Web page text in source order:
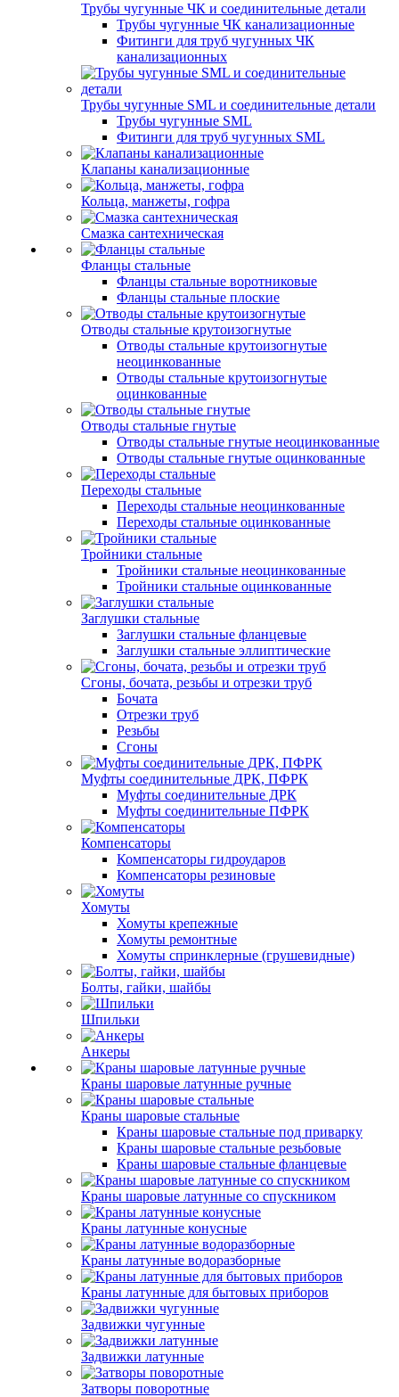
Трубы чугунные ЧК и соединительные детали
Трубы чугунные ЧК канализационные
Фитинги для труб чугунных ЧК
канализационных
Трубы чугунные SML и соединительные детали
Трубы чугунные SML
Фитинги для труб чугунных SML
Клапаны канализационные
Кольца, манжеты, гофра
Смазка сантехническая
Фланцы стальные
Фланцы стальные воротниковые
Фланцы стальные плоские
Отводы стальные крутоизогнутые
Отводы стальные крутоизогнутые
неоцинкованные
Отводы стальные крутоизогнутые
оцинкованные
Отводы стальные гнутые
Отводы стальные гнутые неоцинкованные
Отводы стальные гнутые оцинкованные
Переходы стальные
Переходы стальные неоцинкованные
Переходы стальные оцинкованные
Тройники стальные
Тройники стальные неоцинкованные
Тройники стальные оцинкованные
Заглушки стальные
Заглушки стальные фланцевые
Заглушки стальные эллиптические
Сгоны, бочата, резьбы и отрезки труб
Бочата
Отрезки труб
Резьбы
Сгоны
Муфты соединительные ДРК, ПФРК
Муфты соединительные ДРК
Муфты соединительные ПФРК
Компенсаторы
Компенсаторы гидроударов
Компенсаторы резиновые
Хомуты
Хомуты крепежные
Хомуты ремонтные
Хомуты спринклерные (грушевидные)
Болты, гайки, шайбы
Шпильки
Анкеры
Краны шаровые латунные ручные
Краны шаровые стальные
Краны шаровые стальные под приварку
Краны шаровые стальные резьбовые
Краны шаровые стальные фланцевые
Краны шаровые латунные со спускником
Краны латунные конусные
Краны латунные водоразборные
Краны латунные для бытовых приборов
Задвижки чугунные
Задвижки латунные
Затворы поворотные